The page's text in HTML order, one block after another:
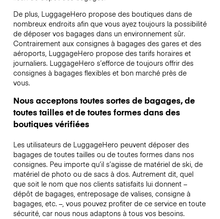
De plus, LuggageHero propose des boutiques dans de
nombreux endroits afin que vous ayez toujours la possibilité
de déposer vos bagages dans un environnement sûr.
Contrairement aux consignes à bagages des gares et des
aéroports, LuggageHero propose des tarifs horaires et
journaliers. LuggageHero s’efforce de toujours offrir des
consignes à bagages flexibles et bon marché près de
vous.
Nous acceptons toutes sortes de bagages, de
toutes tailles et de toutes formes dans des
boutiques vérifiées
Les utilisateurs de LuggageHero peuvent déposer des
bagages de toutes tailles ou de toutes formes dans nos
consignes. Peu importe qu’il s’agisse de matériel de ski, de
matériel de photo ou de sacs à dos. Autrement dit, quel
que soit le nom que nos clients satisfaits lui donnent –
dépôt de bagages, entreposage de valises, consigne à
bagages, etc. –, vous pouvez profiter de ce service en toute
sécurité, car nous nous adaptons à tous vos besoins.